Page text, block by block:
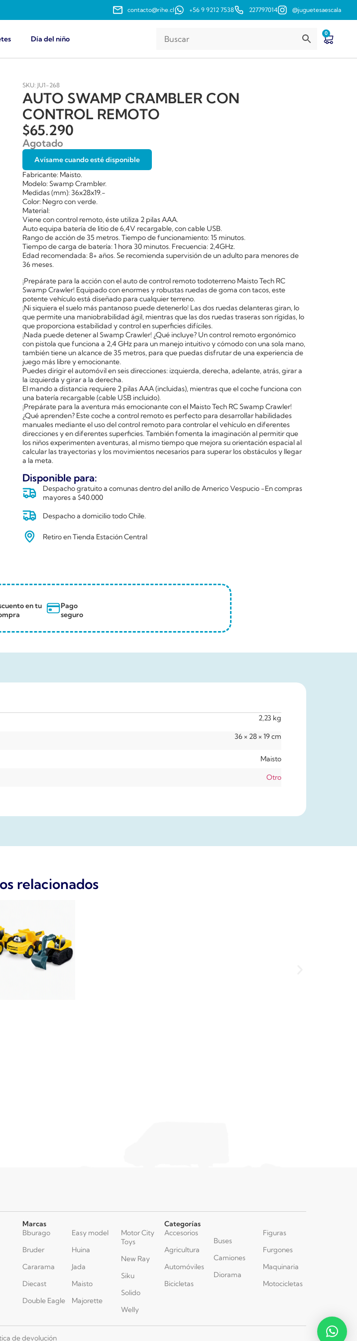
contacto@rihe.cl +56 9 9212 7538 227797014 @juguetesaescala
Día del niño
0
SKU: JU1-268
AUTO SWAMP CRAMBLER CON
CONTROL REMOTO
$65.290
Agotado
Avísame cuando esté disponible
Fabricante: Maisto.
Modelo: Swamp Crambler.
Medidas (mm): 36x28x19.-
Color: Negro con verde.
Material:
Viene con control remoto, éste utiliza 2 pilas AAA.
Auto equipa batería de litio de 6,4V recargable, con cable USB.
Rango de acción de 35 metros. Tiempo de funcionamiento: 15 minutos.
Tiempo de carga de batería: 1 hora 30 minutos. Frecuencia: 2,4GHz.
Edad recomendada: 8+ años. Se recomienda supervisión de un adulto para menores de
36 meses.
¡Prepárate para la acción con el auto de control remoto todoterreno Maisto Tech RC
Swamp Crawler! Equipado con enormes y robustas ruedas de goma con tacos, este
potente vehículo está diseñado para cualquier terreno.
¡Ni siquiera el suelo más pantanoso puede detenerlo! Las dos ruedas delanteras giran, lo
que permite una maniobrabilidad ágil, mientras que las dos ruedas traseras son rígidas, lo
que proporciona estabilidad y control en superficies difíciles.
¡Nada puede detener al Swamp Crawler! ¿Qué incluye? Un control remoto ergonómico
con pistola que funciona a 2,4 GHz para un manejo intuitivo y cómodo con una sola mano,
también tiene un alcance de 35 metros, para que puedas disfrutar de una experiencia de
juego más libre y emocionante.
Puedes dirigir el automóvil en seis direcciones: izquierda, derecha, adelante, atrás, girar a
la izquierda y girar a la derecha.
El mando a distancia requiere 2 pilas AAA (incluidas), mientras que el coche funciona con
una batería recargable (cable USB incluido).
¡Prepárate para la aventura más emocionante con el Maisto Tech RC Swamp Crawler!
¿Qué aprenden? Este coche a control remoto es perfecto para desarrollar habilidades
manuales mediante el uso del control remoto para controlar el vehículo en diferentes
direcciones y en diferentes superficies. También fomenta la imaginación al permitir que
los niños experimenten aventuras, al mismo tiempo que mejora su orientación espacial al
calcular las trayectorias y los movimientos necesarios para superar los obstáculos y llegar
a la meta.
Disponible para:
Despacho gratuito a comunas dentro del anillo de Americo Vespucio -En compras
mayores a $40.000
Despacho a domicilio todo Chile.
Retiro en Tienda Estación Central
en tu
Pago
seguro
2,23 kg
36 × 28 × 19 cm
Maisto
Otro
relacionados
Marcas
Bburago
Bruder
Cararama
Diecast
Double Eagle
Easy model
Huina
Jada
Maisto
Majorette
Motor City
Toys
New Ray
Siku
Solido
Welly
Categorías
Accesorios
Agricultura
Automóviles
Bicicletas
Buses
Camiones
Diorama
Figuras
Furgones
Maquinaria
Motocicletas
de devolución